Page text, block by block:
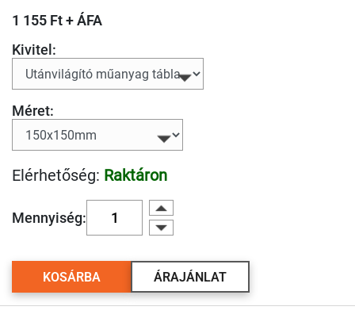
1 155 Ft + ÁFA
Kivitel:
Méret:
Elérhetőség: Raktáron
Mennyiség:
KOSÁRBA ÁRAJÁNLAT